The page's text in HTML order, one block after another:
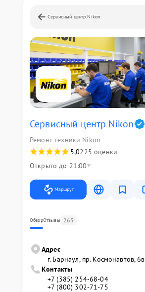
Сервисный центр Nikon
Сервисный центр Nikon
Ремонт техники Nikon
5,0225 оценки
Открыто до 21:00
Маршрут
ОбзорОтзывы 265
Адрес
г. Барнаул, ​пр. Космонавтов, 6в
Контакты
+7 (385) 254-68-04
+7 (800) 302-71-75